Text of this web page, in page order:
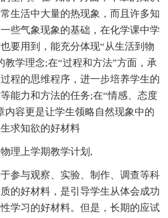
生活中大量的热现象，而且许多知
些气象现象的基础，在化学课中学
要用到，能充分体现“从生活到物
教学理念;在“过程和方法”方面，承
程的思维程序，进一步培养学生的
能力和方法的任务;在“情感、态度
内容更是让学生领略自然现象中的
求知欲的好材料
理上学期教学计划,
于参与观察、实验、制作、调查等科
的好材料，是引导学生从体会成功
学习的好材料。但是，长期的应试